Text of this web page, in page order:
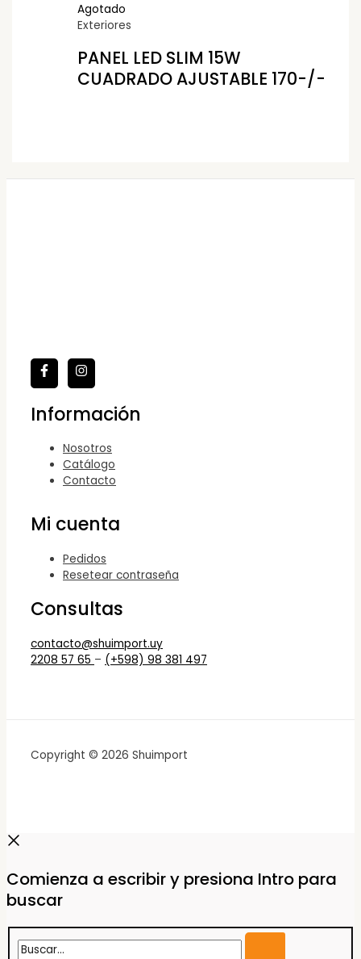
Agotado
Exteriores
PANEL LED SLIM 15W
CUADRADO AJUSTABLE 170-/-
Información
Nosotros
Catálogo
Contacto
Mi cuenta
Pedidos
Resetear contraseña
Consultas
contacto@shuimport.uy
2208 57 65 – (+598) 98 381 497
Copyright © 2026 Shuimport
Comienza a escribir y presiona Intro para
buscar
Buscar...